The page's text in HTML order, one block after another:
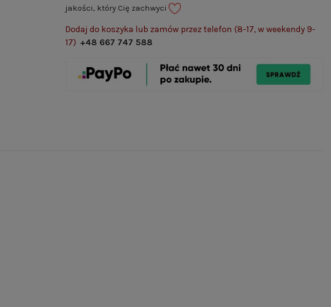
jakości, który Cię zachwyci
Dodaj do koszyka lub zamów przez telefon (8-17, w weekendy 9-
17) +48 667 747 588